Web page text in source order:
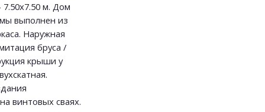
м. Дом
выполнен из
Наружная
бруса /
крыши у
винтовых сваях.